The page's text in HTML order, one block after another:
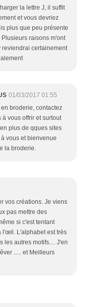
la lettre J, il suffit
et vous devriez
plus que peu présente
raisons m'ont
certainement
01/03/2017 01:55
broderie, contactez
vous offrir et surtout
plus de qques sites
vous et bienvenue
la broderie.
vos créations. Je viens
pas mettre des
si c'est tentant
l'œil. L'alphabet est très
les autres motifs.... J'en
..... et Meilleurs